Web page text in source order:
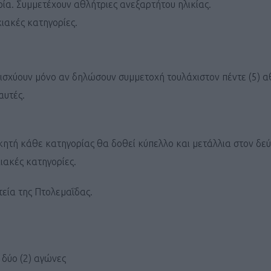
Συμμετέχουν αθλήτριες ανεξαρτήτου ηλικίας.
κατηγορίες.
μόνο αν δηλώσουν συμμετοχή τουλάχιστον πέντε (5)
κάθε κατηγορίας θα δοθεί κύπελλο και μετάλλια στον
κατηγορίες.
της Πτολεμαΐδας.
δύο (2) αγώνες